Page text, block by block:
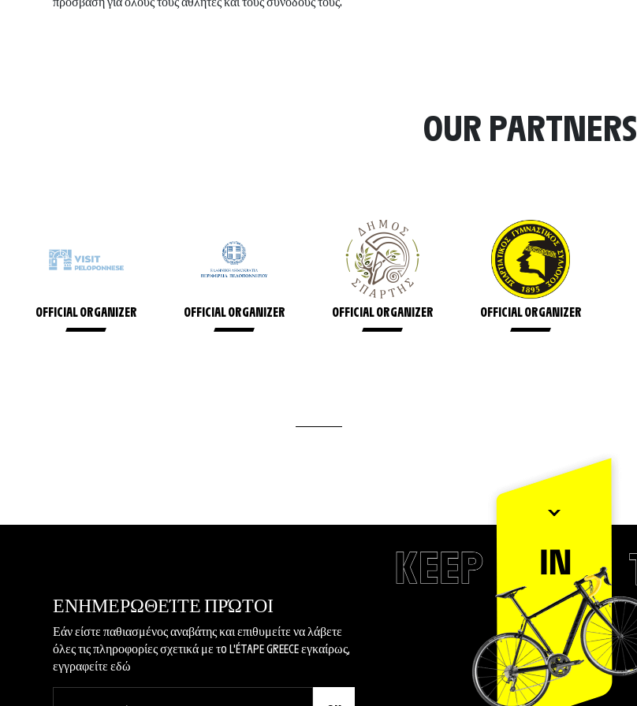
OUR PARTNERS
OFFICIAL ORGANIZER OFFICIAL ORGANIZER OFFICIAL ORGANIZER OFFICIAL ORGANIZER
ΕΝΗΜΕΡΩΘΕΊΤΕ ΠΡΏΤΟΙ
Εάν είστε παθιασμένος αναβάτης και επιθυμείτε να λάβετε
όλες τις πληροφορίες σχετικά με τo L'ÉTAPE GREECE εγκαίρως,
εγγραφείτε εδώ